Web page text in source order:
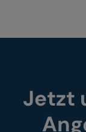
Jetzt